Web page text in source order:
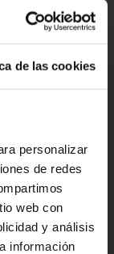
de las cookies
personalizar
de redes
web con
y análisis
información